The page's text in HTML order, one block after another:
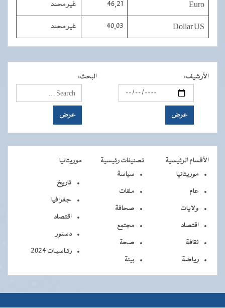
Euro
46,21 غير محدد
Dollar US
40,03 غير محدد
الأرشيف: البحث:
الأقسام الرئيسية تصنيفات رئيسية
موريتانيا
موريتانيا
عام
ولايات
اقتصاد
ثقافة
رياضة
سياسة
ملفات
صحافة
مجتمع
صحة
بيئة
تاريخ
جغرافيا
اقتصاد
دستور
رئـاسيـات 2024